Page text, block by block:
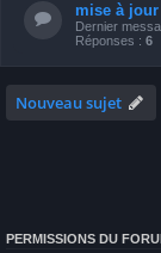
mise à
Dernier
Réponses : 6
Nouveau sujet
PERMISSIONS DU